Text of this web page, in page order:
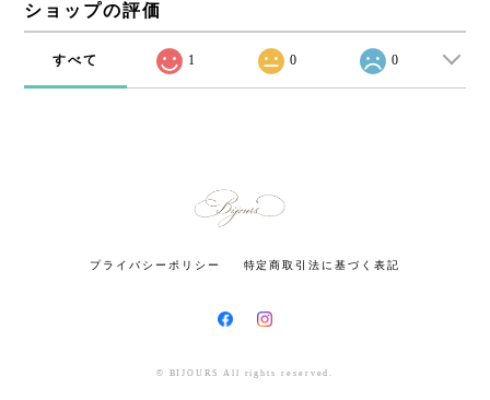
ショップの評価
すべて 1 0 0
プライバシーポリシー 特定商取引法に基づく表記
© BIJOURS All rights reserved.